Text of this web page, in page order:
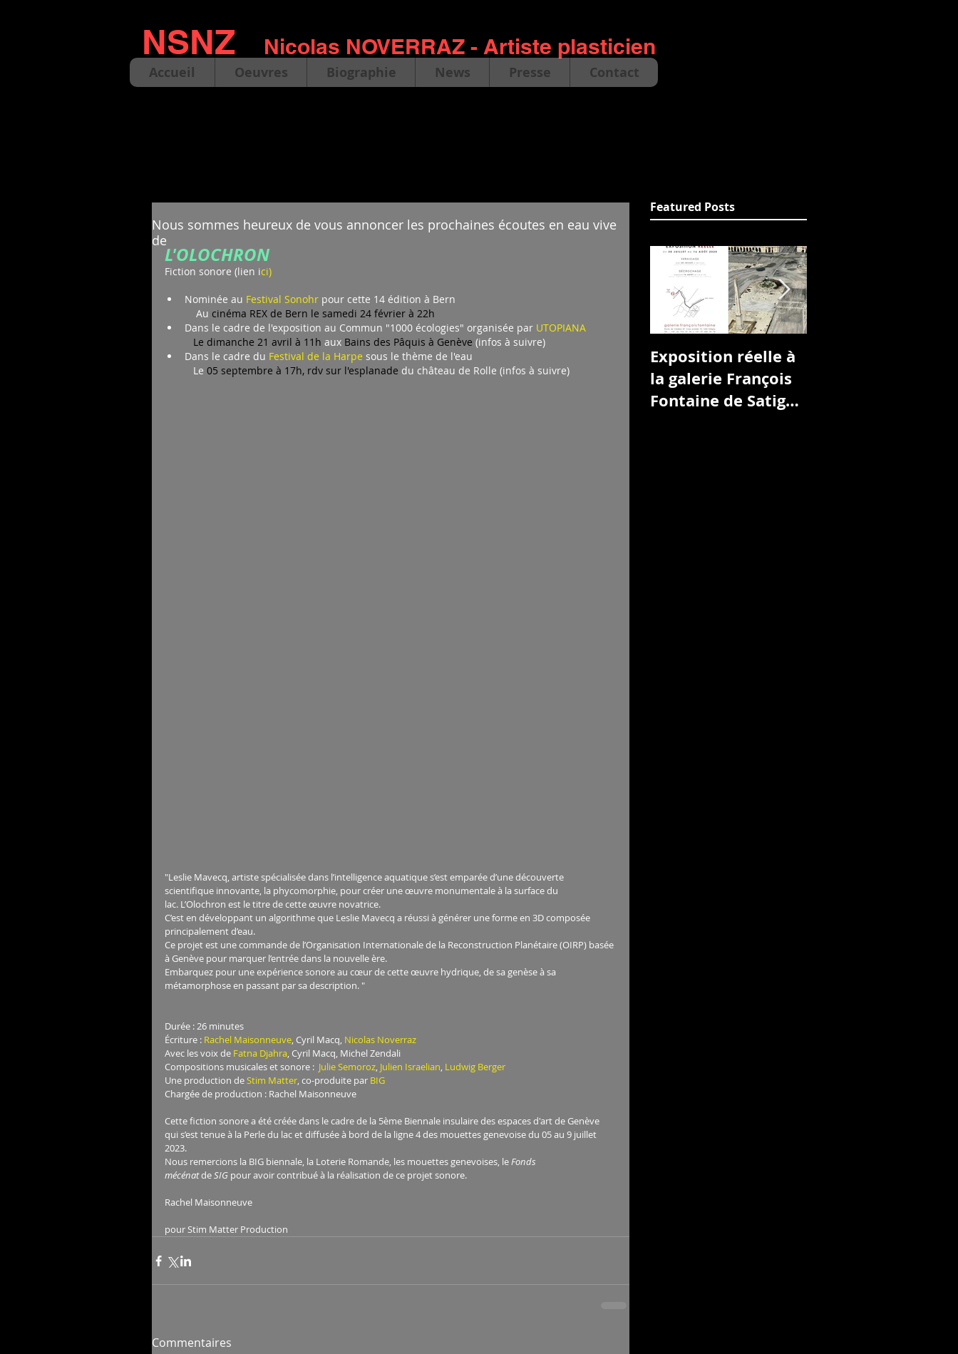
NSNZ Nicolas NOVERRAZ - Artiste plasticien
Accueil Oeuvres Biographie News Presse Contact
Nous sommes heureux de vous annoncer les prochaines écoutes en eau vive
de
L'OLOCHRON
Fiction sonore (lien ici)
Nominée au Festival Sonohr pour cette 14 édition à Bern
Au cinéma REX de Bern le samedi 24 février à 22h
Dans le cadre de l'exposition au Commun "1000 écologies" organisée par UTOPIANA
Le dimanche 21 avril à 11h aux Bains des Pâquis à Genève (infos à suivre)
Dans le cadre du Festival de la Harpe sous le thème de l'eau
Le 05 septembre à 17h, rdv sur l'esplanade du château de Rolle (infos à suivre)
"Leslie Mavecq, artiste spécialisée dans l’intelligence aquatique s’est emparée d’une découverte
scientifique innovante, la phycomorphie, pour créer une œuvre monumentale à la surface du
lac. L’Olochron est le titre de cette œuvre novatrice.
C’est en développant un algorithme que Leslie Mavecq a réussi à générer une forme en 3D composée
principalement d’eau.
Ce projet est une commande de l’Organisation Internationale de la Reconstruction Planétaire (OIRP) basée
à Genève pour marquer l’entrée dans la nouvelle ère.
Embarquez pour une expérience sonore au cœur de cette œuvre hydrique, de sa genèse à sa
métamorphose en passant par sa description. "
Durée : 26 minutes
Écriture : Rachel Maisonneuve, Cyril Macq, Nicolas Noverraz
Avec les voix de Fatna Djahra, Cyril Macq, Michel Zendali
Compositions musicales et sonore : Julie Semoroz, Julien Israelian, Ludwig Berger
Une production de Stim Matter, co-produite par BIG
Chargée de production : Rachel Maisonneuve
Cette fiction sonore a été créée dans le cadre de la 5ème Biennale insulaire des espaces d'art de Genève
qui s’est tenue à la Perle du lac et diffusée à bord de la ligne 4 des mouettes genevoise du 05 au 9 juillet
2023.
Nous remercions la BIG biennale, la Loterie Romande, les mouettes genevoises, le Fonds
mécénat de SIG pour avoir contribué à la réalisation de ce projet sonore.
Rachel Maisonneuve
pour Stim Matter Production
Commentaires
Featured Posts
Exposition réelle à
la galerie François
Fontaine de Satigny